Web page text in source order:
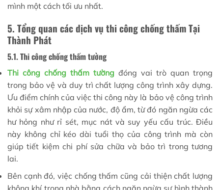
mình một cách tối ưu nhất.
5. Tổng quan các dịch vụ thi công chống thấm Tại
Thành Phát
5.1. Thi công chống thấm tường
Thi công chống thấm tường đóng vai trò quan trọng
trong bảo vệ và duy trì chất lượng công trình xây dựng.
Ưu điểm chính của việc thi công này là bảo vệ công trình
khỏi sự xâm nhập của nước, độ ẩm, từ đó ngăn ngừa các
hư hỏng như rỉ sét, mục nát và suy yếu cấu trúc. Điều
này không chỉ kéo dài tuổi thọ của công trình mà còn
giúp tiết kiệm chi phí sửa chữa và bảo trì trong tương
lai.
Bên cạnh đó, việc chống thấm cũng cải thiện chất lượng
không khí trong nhà bằng cách ngăn ngừa sự hình thành